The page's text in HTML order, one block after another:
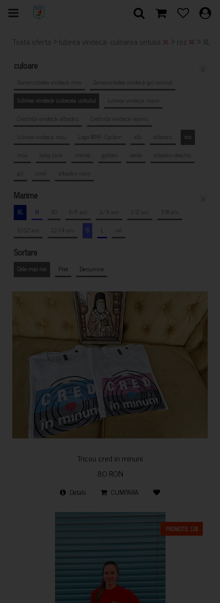
Toata oferta > Iubirea vindecă- culoarea untului > roz > XL
culoare
Generozitatea vindecă- mov
Generozitatea vindecă- gri cenușă
Iubirea vindecă- culoarea untului
Iubirea vindecă- maro
Credința vindecă- albastru
Credința vindecă- vișiniu
Iubirea vindecă- roșu
Logo MNF- Cyclam alb albastru
roz
mov
baby pink mentă galben verde
albastru deschis
gri
coral albastru navy
Marime
XL M XS 5/6 ani 3/4 ani 1/2 ani
7/8 ani
10-12 ani
12-14 ani S L xxl
Sortare
Cele mai noi Pret Denumire
Tricou cred in minuni
80 RON
Detalii CUMPARA
PROMOTIE 13%